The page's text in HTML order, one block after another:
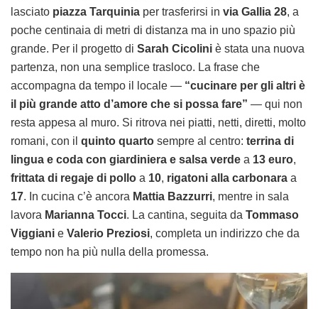
lasciato piazza Tarquinia per trasferirsi in via Gallia 28, a
poche centinaia di metri di distanza ma in uno spazio più
grande. Per il progetto di Sarah Cicolini è stata una nuova
partenza, non una semplice trasloco. La frase che
accompagna da tempo il locale — “cucinare per gli altri è
il più grande atto d’amore che si possa fare” — qui non
resta appesa al muro. Si ritrova nei piatti, netti, diretti, molto
romani, con il quinto quarto sempre al centro: terrina di
lingua e coda con giardiniera e salsa verde a 13 euro,
frittata di regaje di pollo a 10, rigatoni alla carbonara a
17. In cucina c’è ancora Mattia Bazzurri, mentre in sala
lavora Marianna Tocci. La cantina, seguita da Tommaso
Viggiani e Valerio Preziosi, completa un indirizzo che da
tempo non ha più nulla della promessa.